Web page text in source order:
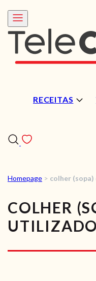
RECEITAS
Homepage > colher
COLHER